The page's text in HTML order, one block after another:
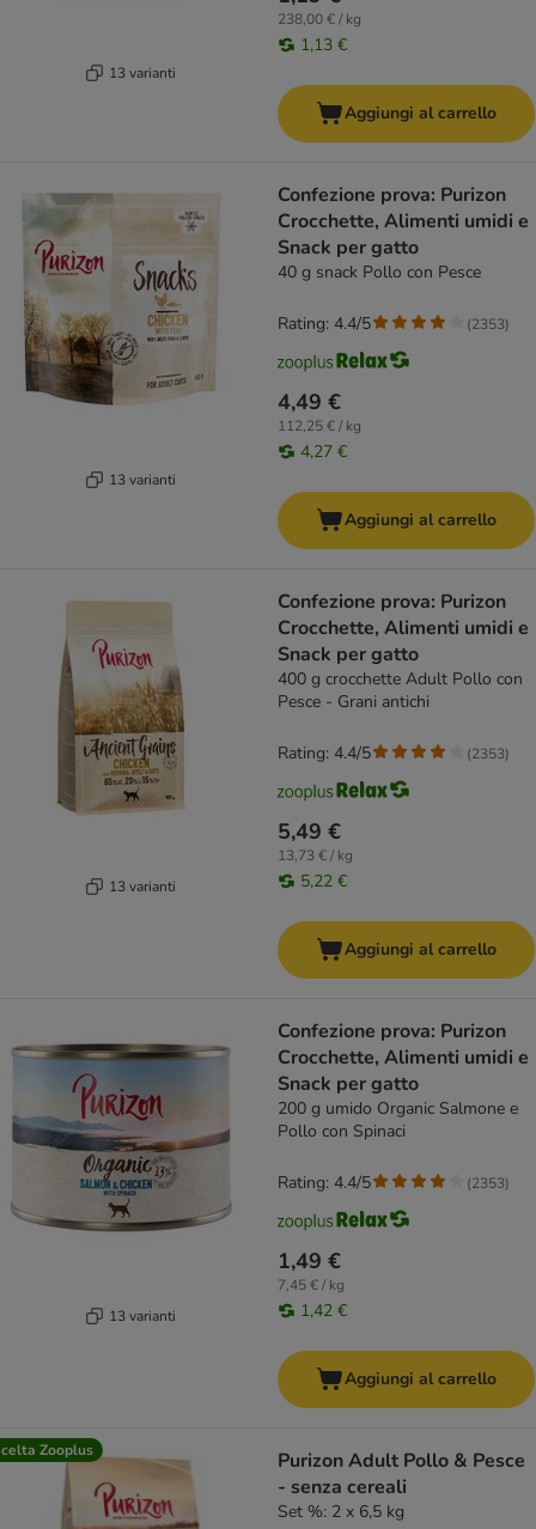
13 varianti
238,00 € / kg
1,13 €
Aggiungi al carrello
13 varianti
Confezione prova: Purizon
Crocchette, Alimenti umidi e
Snack per gatto
40 g snack Pollo con Pesce
4,49 €
112,25 € / kg
4,27 €
Rating: 4.4/5 (2353)
Aggiungi al carrello
13 varianti
Confezione prova: Purizon
Crocchette, Alimenti umidi e
Snack per gatto
400 g crocchette Adult Pollo con
Pesce - Grani antichi
5,49 €
13,73 € / kg
5,22 €
Rating: 4.4/5 (2353)
Aggiungi al carrello
13 varianti
Confezione prova: Purizon
Crocchette, Alimenti umidi e
Snack per gatto
200 g umido Organic Salmone e
Pollo con Spinaci
1,49 €
7,45 € / kg
1,42 €
Rating: 4.4/5 (2353)
Aggiungi al carrello
Zooplus
Purizon Adult Pollo & Pesce
- senza cereali
Set %: 2 x 6,5 kg